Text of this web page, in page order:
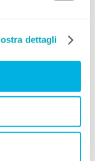
dettagli
percentuali,
annunciati
meno rispetto al
posti sono
allo stesso
conteggiati 117